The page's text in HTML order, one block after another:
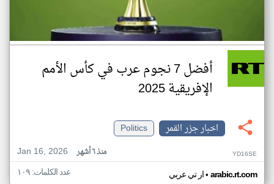
أفضل 7 نجوم عرب في كأس الأمم
الإفريقية 2025
اخبار جزر القمر
Politics
Jan 16, 2026
منذ ٦ أشهر YD16SE
ار تي عربي• arabic.rt.com عدد الكلمات: ١٠٩